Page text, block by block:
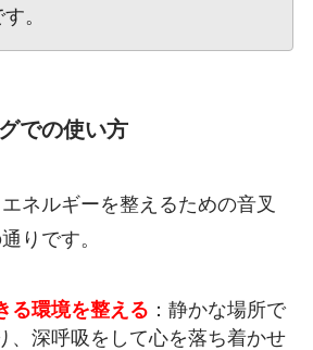
。
での使い方
ネルギーを整えるための音叉
りです。
る環境を整える ：静かな場所で
、深呼吸をして心を落ち着かせ